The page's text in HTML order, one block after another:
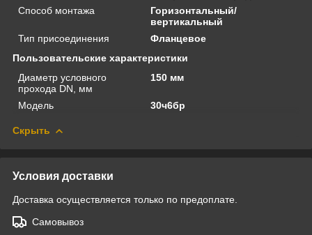
Способ монтажа
Горизонтальный/
вертикальный
Тип присоединения
Фланцевое
Пользовательские характеристики
Диаметр условного
прохода DN, мм
150 мм
Модель 30ч6бр
Скрыть
Условия доставки
Доставка осуществляется только по предоплате.
Самовывоз